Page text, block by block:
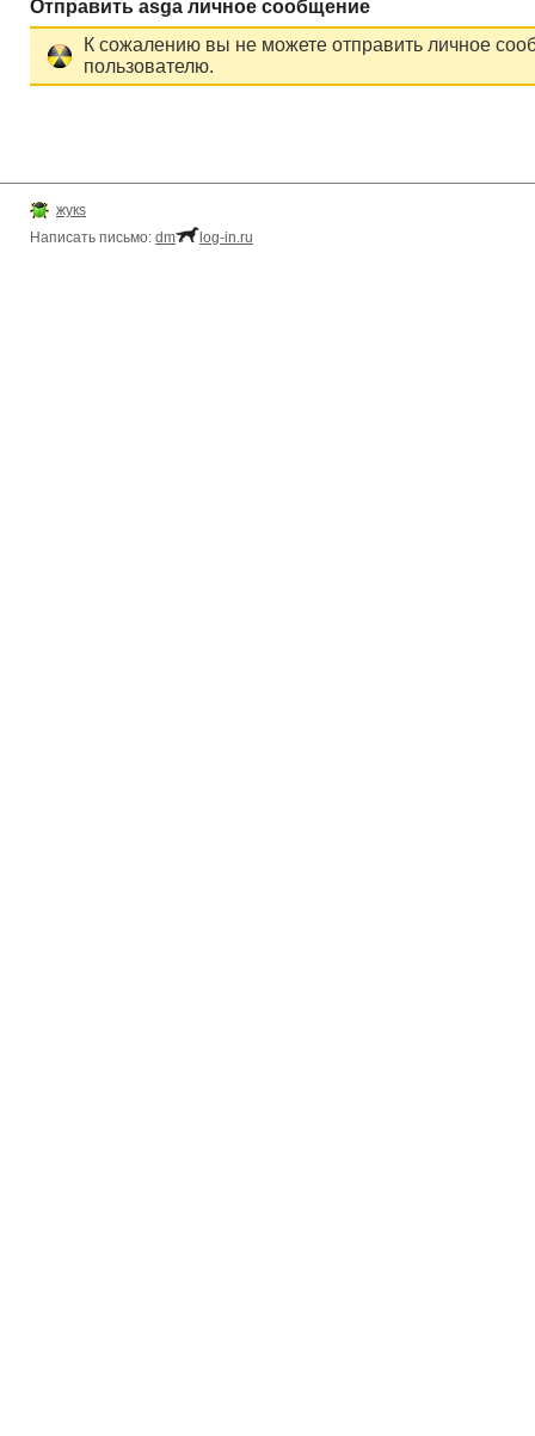
Отправить asga личное сообщение
К сожалению вы не можете отправить личное
пользователю.
жукs
Написать письмо: dm log-in.ru